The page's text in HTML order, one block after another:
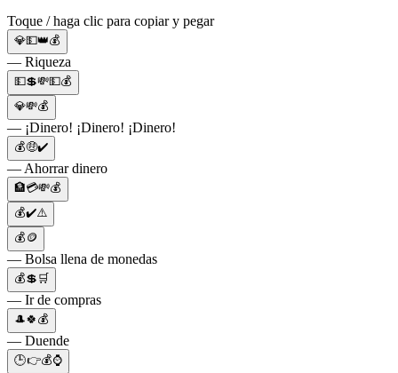
Toque / haga clic para copiar y pegar
💎💵👑💰
— Riqueza
💵💲💸💵💰
💎💸💰
— ¡Dinero! ¡Dinero! ¡Dinero!
💰🤑✔️
— Ahorrar dinero
🏦💳💸💰
💰✔️⚠️
💰🪙
— Bolsa llena de monedas
💰💲🛒
— Ir de compras
🎩🍀💰
— Duende
🕒👉💰⌚